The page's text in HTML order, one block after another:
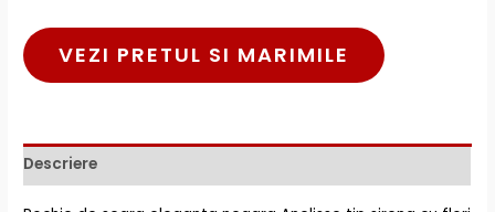
VEZI PRETUL SI MARIMILE
Descriere